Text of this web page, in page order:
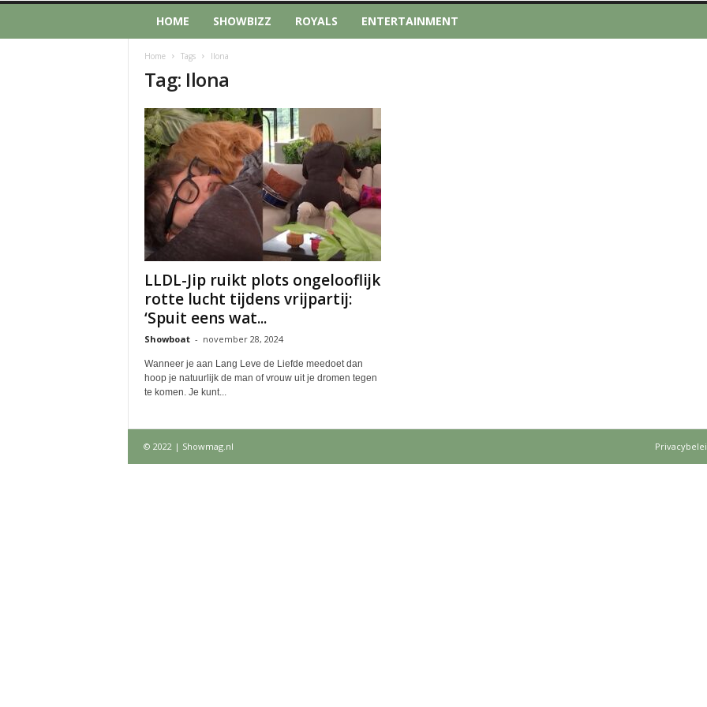
HOME SHOWBIZZ ROYALS ENTERTAINMENT
Home Tags Ilona
Tag: Ilona
LLDL-Jip ruikt plots ongelooflijk
rotte lucht tijdens vrijpartij:
‘Spuit eens wat...
Showboat - november 28, 2024
Wanneer je aan Lang Leve de Liefde meedoet dan
hoop je natuurlijk de man of vrouw uit je dromen tegen
te komen. Je kunt...
© 2022 | Showmag.nl